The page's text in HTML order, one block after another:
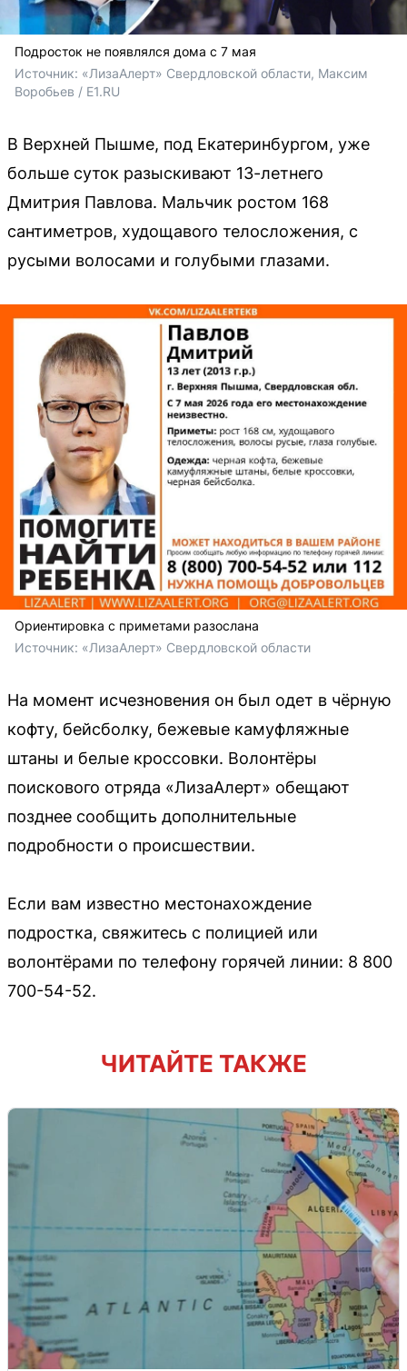
Подросток не появлялся дома с 7 мая
Источник: «ЛизаАлерт» Свердловской области, Максим
Воробьев / E1.RU
В Верхней Пышме, под Екатеринбургом, уже
больше суток разыскивают 13-летнего
Дмитрия Павлова. Мальчик ростом 168
сантиметров, худощавого телосложения, с
русыми волосами и голубыми глазами.
Ориентировка с приметами разослана
Источник: «ЛизаАлерт» Свердловской области
На момент исчезновения он был одет в чёрную
кофту, бейсболку, бежевые камуфляжные
штаны и белые кроссовки. Волонтёры
поискового отряда «ЛизаАлерт» обещают
позднее сообщить дополнительные
подробности о происшествии.
Если вам известно местонахождение
подростка, свяжитесь с полицией или
волонтёрами по телефону горячей линии: 8 800
700-54-52.
ЧИТАЙТЕ ТАКЖЕ